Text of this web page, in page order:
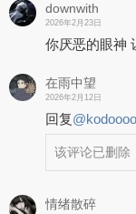
downwith
2026年2月23日
你厌恶的眼神
在雨中望
2026年2月12日
回复@
该评论已删除
情绪散碎